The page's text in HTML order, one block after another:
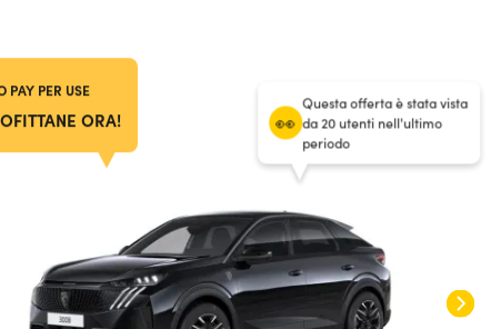
PAY PER USE
ORA!
Questa offerta è stata vista
da 20 utenti nell'ultimo
periodo